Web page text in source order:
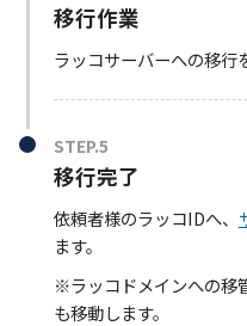
移行作業
ラッコサーバーへの移行
STEP.5
移行完了
依頼者様のラッコIDへ、
ます。
※ラッコドメインへの移
も移動します。